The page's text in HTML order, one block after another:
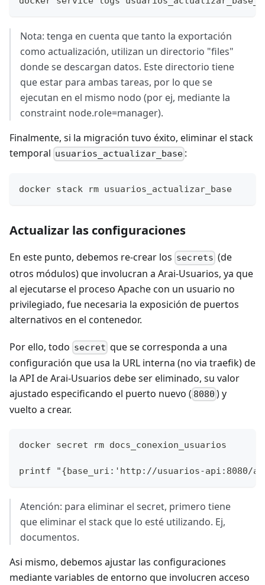
Nota: tenga en cuenta que tanto la exportación
como actualización, utilizan un directorio "files"
donde se descargan datos. Este directorio tiene
que estar para ambas tareas, por lo que se
ejecutan en el mismo nodo (por ej, mediante la
constraint node.role=manager).
Finalmente, si la migración tuvo éxito, eliminar el stack
temporal usuarios_actualizar_base :
docker stack rm usuarios_actualizar_base
Actualizar las configuraciones
En este punto, debemos re-crear los secrets (de
otros módulos) que involucran a Arai-Usuarios, ya que
al ejecutarse el proceso Apache con un usuario no
privilegiado, fue necesaria la exposición de puertos
alternativos en el contenedor.
Por ello, todo secret que se corresponda a una
configuración que usa la URL interna (no via traefik) de
la API de Arai-Usuarios debe ser eliminado, su valor
ajustado especificando el puerto nuevo ( 8080 ) y
vuelto a crear.
docker secret rm docs_conexion_usuarios
printf "{base_uri:'http://usuarios-api:8080/api/
Atención: para eliminar el secret, primero tiene
que eliminar el stack que lo esté utilizando. Ej,
documentos.
Asi mismo, debemos ajustar las configuraciones
mediante variables de entorno que involucren acceso